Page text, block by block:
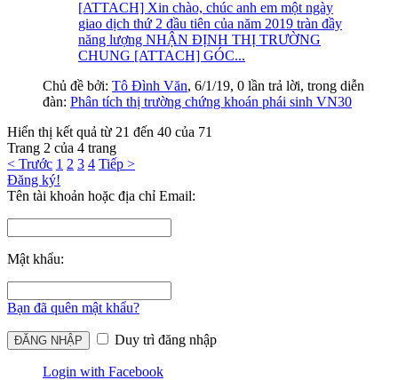
[ATTACH] Xin chào, chúc anh em một ngày
giao dịch thứ 2 đầu tiên của năm 2019 tràn đầy
năng lượng NHẬN ĐỊNH THỊ TRƯỜNG
CHUNG [ATTACH] GÓC...
Chủ đề bởi: Tô Đình Văn, 6/1/19, 0 lần trả lời, trong diễn
đàn: Phân tích thị trường chứng khoán phái sinh VN30
Hiển thị kết quả từ 21 đến 40 của 71
Trang 2 của 4 trang
< Trước 1 2 3 4 Tiếp >
Đăng ký!
Tên tài khoản hoặc địa chỉ Email:
Mật khẩu:
Bạn đã quên mật khẩu?
Duy trì đăng nhập
Login with Facebook